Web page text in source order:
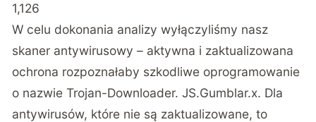
1,126
W celu dokonania analizy wyłączyliśmy nasz
skaner antywirusowy – aktywna i zaktualizowana
ochrona rozpoznałaby szkodliwe oprogramowanie
o nazwie Trojan-Downloader. JS.Gumblar.x. Dla
antywirusów, które nie są zaktualizowane, to